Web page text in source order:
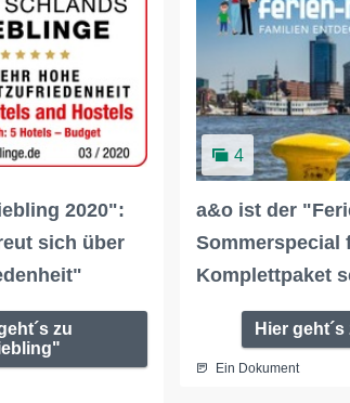
2020":
sich über
zu
4
a&o ist der
Sommerspecial
Komplettpaket
Hier
Ein Dokument